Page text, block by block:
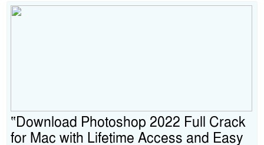
“Download Photoshop 2022 Full Crack
for Mac with Lifetime Access and Easy